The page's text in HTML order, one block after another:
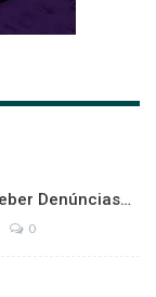
Denúncias…
0